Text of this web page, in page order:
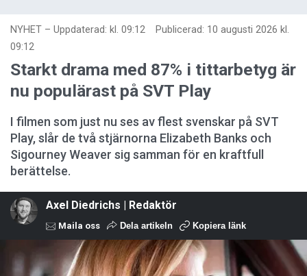
NYHET – Uppdaterad: kl. 09:12 Publicerad: 10 augusti 2026 kl.
09:12
Starkt drama med 87% i tittarbetyg är
nu populärast på SVT Play
I filmen som just nu ses av flest svenskar på SVT
Play, slår de två stjärnorna Elizabeth Banks och
Sigourney Weaver sig samman för en kraftfull
berättelse.
Axel Diedrichs | Redaktör
Maila oss Dela artikeln Kopiera länk